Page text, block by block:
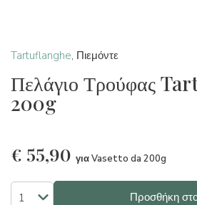
Tartuflanghe, Πιεμόντε
Πελάγιο Τρούφας
200g
€ 55,90 για Vasetto da 200g
Προσθήκη